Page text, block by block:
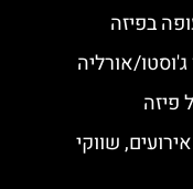
בפיזה
אורליה
שווקי